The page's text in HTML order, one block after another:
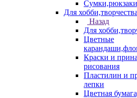
Для хобби,творчества
Назад
Для
Цветные
Краски и
рисования
Пластилин и
лепки
Цветная